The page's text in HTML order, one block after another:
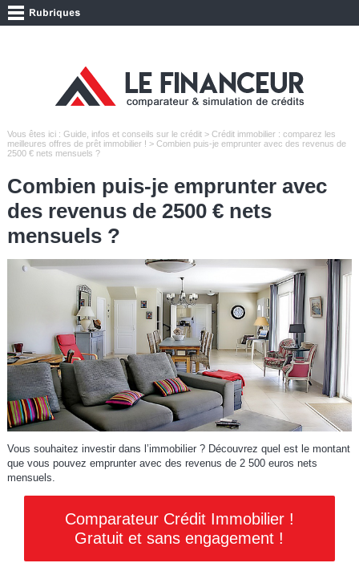
Vous êtes ici : Guide, infos et conseils sur le crédit> Crédit immobilier : comparez les
meilleures offres de prêt immobilier ! > Combien puis-je emprunter avec des revenus de
2500 € nets mensuels ?
Combien puis-je emprunter avec
des revenus de 2500 € nets
mensuels ?
Vous souhaitez investir dans l’immobilier ? Découvrez quel est le montant
que vous pouvez emprunter avec des revenus de 2 500 euros nets
mensuels.
Comparateur Crédit Immobilier !
Gratuit et sans engagement !